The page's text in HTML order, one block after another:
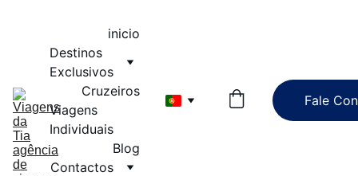
inicio
Destinos
Exclusivos
Cruzeiros
Viagens
Individuais
Blog
Contactos
Fale